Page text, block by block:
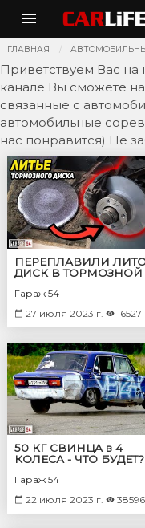
ГЛАВНАЯ
Приветствуем Вас
канале Вы сможете
связанные с
автомобильные
нас понравится) Не
ПЕРЕПЛАВИЛИ
ДИСК В ТОРМОЗНОЙ
Гараж 54
27 июля 2023 г.
16527
50 КГ СВИНЦА в 4
КОЛЕСА - ЧТО БУДЕТ?
Гараж 54
22 июля 2023 г.
38596